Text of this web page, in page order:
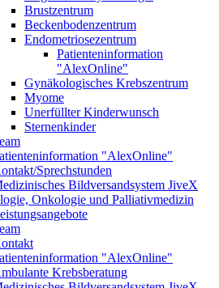
Brustzentrum
Beckenbodenzentrum
Endometriosezentrum
Patienteninformation
"AlexOnline"
Gynäkologisches Krebszentrum
Myome
Unerfüllter Kinderwunsch
Sternenkinder
"AlexOnline"
Sprechstunden
Bildversandsystem JiveX
Onkologie und Palliativmedizin
"AlexOnline"
Krebsberatung